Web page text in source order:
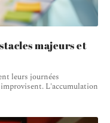
majeurs et
leurs journées
L'accumulation